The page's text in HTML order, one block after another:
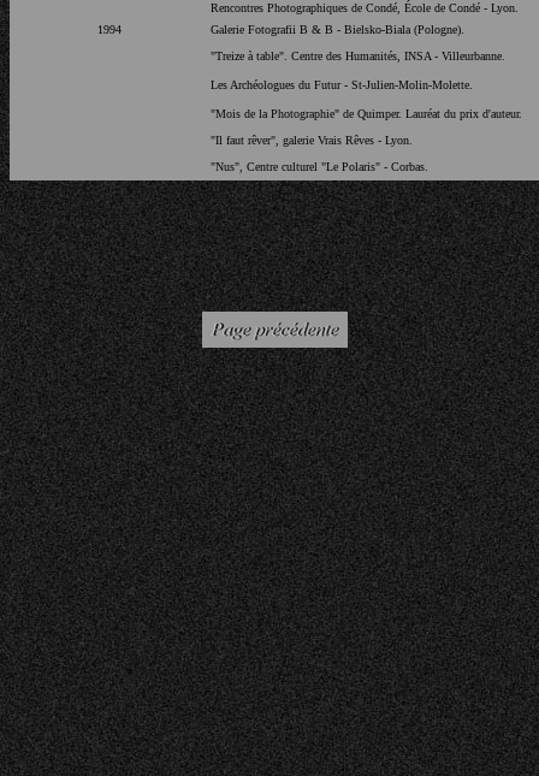
Rencontres Photographiques de Condé, École de Condé - Lyon.
1994
Galerie Fotografii B & B - Bielsko-Biala (Pologne).
"Treize à table". Centre des Humanités, INSA - Villeurbanne.
Les Archéologues du Futur - St-Julien-Molin-Molette.
"Mois de la Photographie" de Quimper. Lauréat du prix d'auteur.
"Il faut rêver", galerie Vrais Rêves - Lyon.
"Nus", Centre culturel "Le Polaris" - Corbas.